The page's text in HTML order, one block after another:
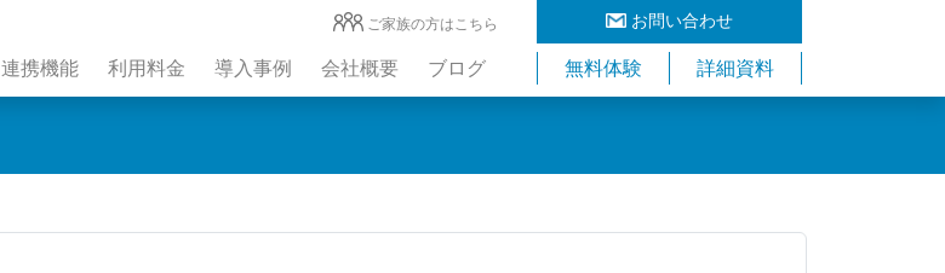
お問い合わせ
ご家族の方はこちら
連携機能 利用料金 導入事例 会社概要 ブログ 無料体験 詳細資料